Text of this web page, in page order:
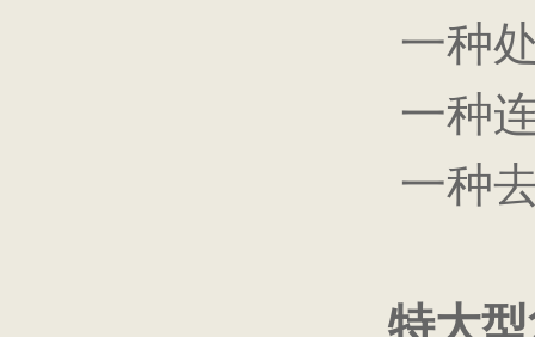
一种处
一种连
一种去
特大